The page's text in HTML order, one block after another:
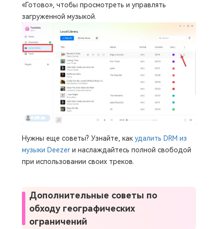
«Готово», чтобы просмотреть и управлять
загруженной музыкой.
Нужны еще советы? Узнайте, как удалить DRM из
музыки Deezerи наслаждайтесь полной свободой
при использовании своих треков.
Дополнительные советы по
обходу географических
ограничений